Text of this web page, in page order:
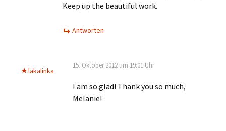
Keep up the beautiful work.
Antworten
lakalinka
15. Oktober 2012 um 19:01 Uhr
I am so glad! Thank you so much,
Melanie!